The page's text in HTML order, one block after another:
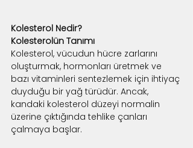
Kolesterol Nedir?
Kolesterolün Tanımı
Kolesterol, vücudun hücre zarlarını
oluşturmak, hormonları üretmek ve
bazı vitaminleri sentezlemek için ihtiyaç
duyduğu bir yağ türüdür. Ancak,
kandaki kolesterol düzeyi normalin
üzerine çıktığında tehlike çanları
çalmaya başlar.